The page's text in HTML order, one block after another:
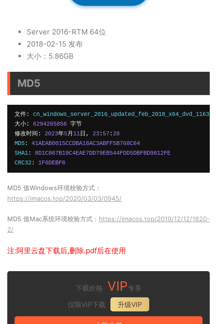
Server 2016-RTM 64位
2018-02-15 发布
大小：5.86GB
MD5
文件:
大小:
6294265856 字节
修改时间:
2023年5月11日, 23 : 57 :28
MD5 :
41AEAB0015CCDBA18AC3ABFF5B768C64
SHA1 :
8D1C867B19C4EAE7DD79EB544FDD5DBFBD9812FE
CRC32 : 1F6DEBF6
MD5 值Windows环境校验方式：
https://imacos.top/2020/03/03/0945/
MD5 值Mac系统环境校验方式： https://imacos.top/2019/12/12/1620-
2/
注:阿里云盘下载后,删除.pdf后在使用
下载价格 VIP专享
仅限VIP下载
升级VIP